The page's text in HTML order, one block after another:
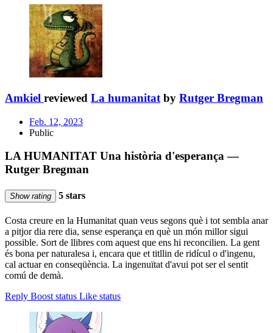
Amkiel reviewed La humanitat by Rutger Bregman
Feb. 12, 2023
Public
LA HUMANITAT Una història d'esperança —
Rutger Bregman
Show rating 5 stars
Costa creure en la Humanitat quan veus segons què i tot sembla anar
a pitjor dia rere dia, sense esperança en què un món millor sigui
possible. Sort de llibres com aquest que ens hi reconcilien. La gent
és bona per naturalesa i, encara que et titllin de ridícul o d'ingenu,
cal actuar en conseqüència. La ingenuïtat d'avui pot ser el sentit
comú de demà.
Reply Boost status Like status